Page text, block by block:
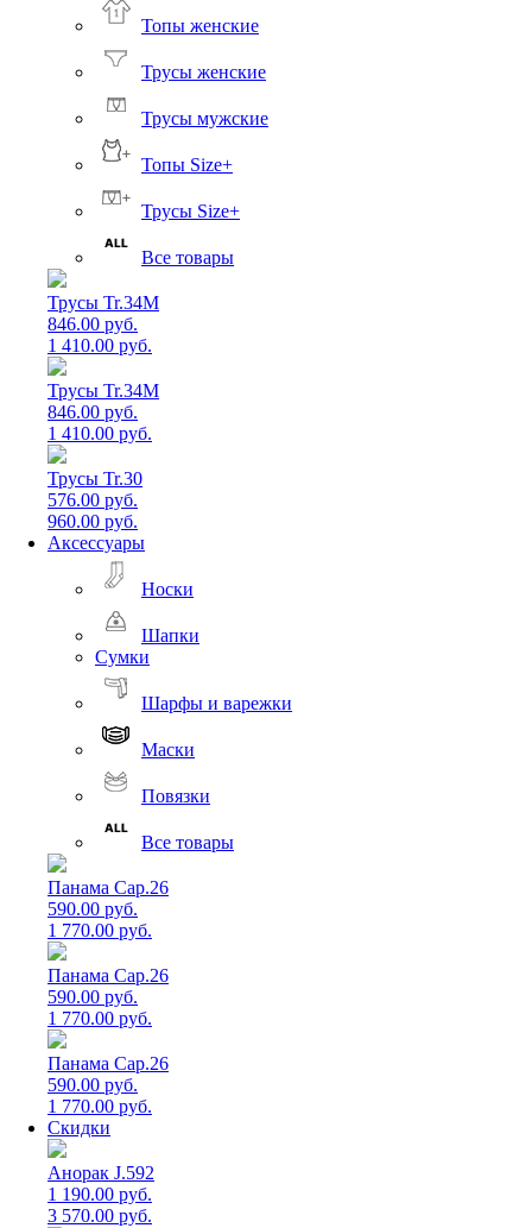
Топы женские
Трусы женские
Трусы мужские
Топы Size+
Трусы Size+
Все товары
Трусы Tr.34M
846.00 руб.
1 410.00 руб.
Трусы Tr.34M
846.00 руб.
1 410.00 руб.
Трусы Tr.30
576.00 руб.
960.00 руб.
Аксессуары
Носки
Шапки
Сумки
Шарфы и варежки
Маски
Повязки
Все товары
Панама Cap.26
590.00 руб.
1 770.00 руб.
Панама Cap.26
590.00 руб.
1 770.00 руб.
Панама Cap.26
590.00 руб.
1 770.00 руб.
Скидки
Анорак J.592
1 190.00 руб.
3 570.00 руб.